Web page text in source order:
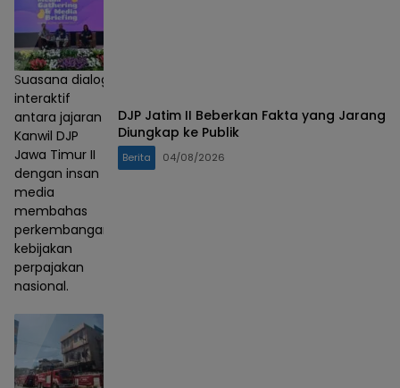
Suasana dialog
interaktif
antara jajaran
Kanwil DJP
Jawa Timur II
dengan insan
media
membahas
perkembangan
kebijakan
perpajakan
nasional.
DJP Jatim II Beberkan Fakta yang Jarang
Diungkap ke Publik
Berita 04/08/2026